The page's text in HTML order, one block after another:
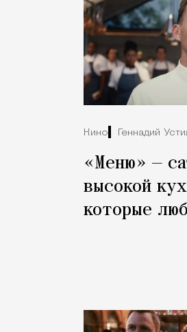
Кино Геннадий
«Меню» —
высокой
которые